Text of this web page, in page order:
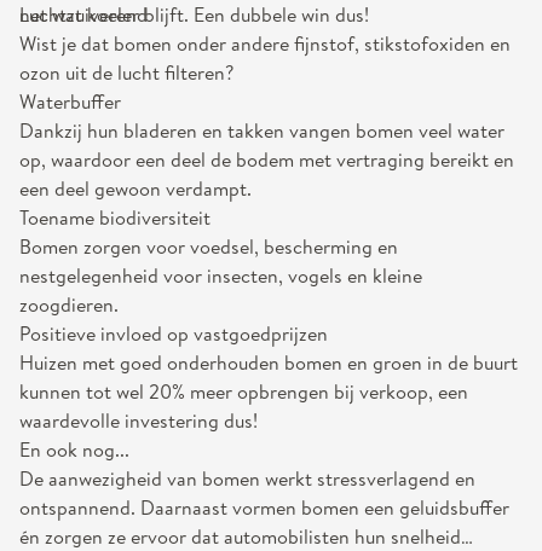
net wat koeler blijft. Een dubbele win dus!
Luchtzuiverend
Wist je dat bomen onder andere fijnstof, stikstofoxiden en
ozon uit de lucht filteren?
Waterbuffer
Dankzij hun bladeren en takken vangen bomen veel water
op, waardoor een deel de bodem met vertraging bereikt en
een deel gewoon verdampt.
Toename biodiversiteit
Bomen zorgen voor voedsel, bescherming en
nestgelegenheid voor insecten, vogels en kleine
zoogdieren.
Positieve invloed op vastgoedprijzen
Huizen met goed onderhouden bomen en groen in de buurt
kunnen tot wel 20% meer opbrengen bij verkoop, een
waardevolle investering dus!
En ook nog...
De aanwezigheid van bomen werkt stressverlagend en
ontspannend. Daarnaast vormen bomen een geluidsbuffer
én zorgen ze ervoor dat automobilisten hun snelheid